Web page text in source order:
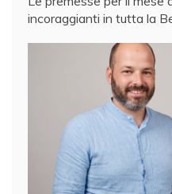
incoraggianti in tutta la